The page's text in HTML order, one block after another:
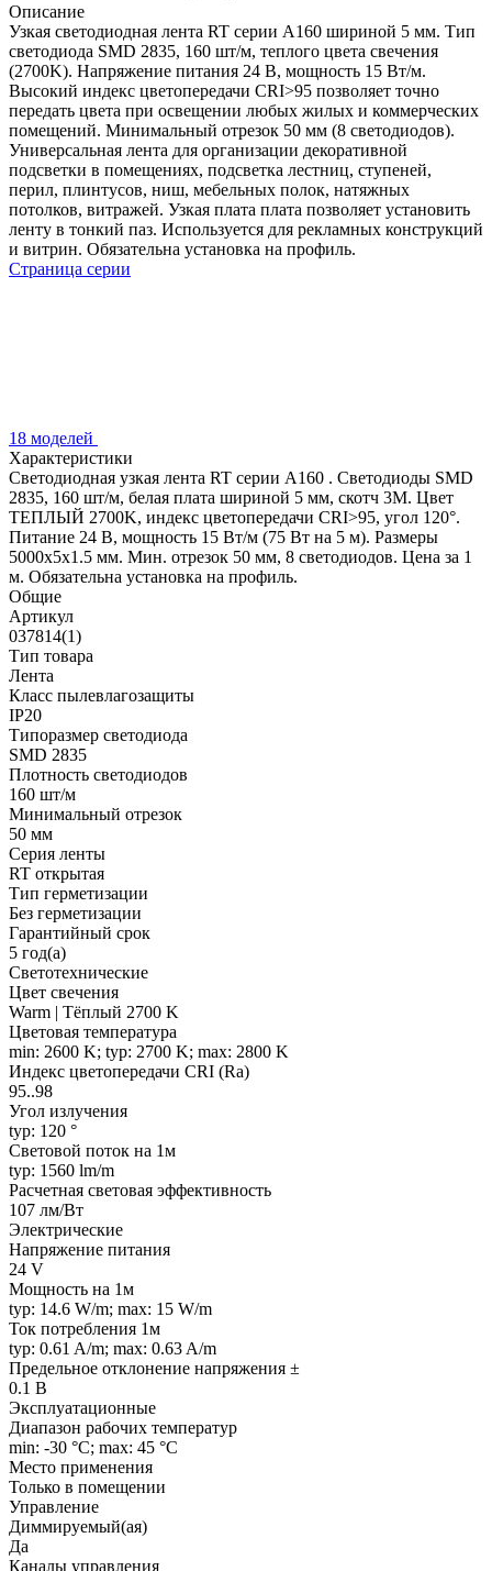
Описание
Узкая светодиодная лента RT серии A160 шириной 5 мм. Тип
светодиода SMD 2835, 160 шт/м, теплого цвета свечения
(2700K). Напряжение питания 24 В, мощность 15 Вт/м.
Высокий индекс цветопередачи CRI>95 позволяет точно
передать цвета при освещении любых жилых и коммерческих
помещений. Минимальный отрезок 50 мм (8 светодиодов).
Универсальная лента для организации декоративной
подсветки в помещениях, подсветка лестниц, ступеней,
перил, плинтусов, ниш, мебельных полок, натяжных
потолков, витражей. Узкая плата плата позволяет установить
ленту в тонкий паз. Используется для рекламных конструкций
и витрин. Обязательна установка на профиль.
Страница серии
18 моделей
Характеристики
Светодиодная узкая лента RT серии A160 . Светодиоды SMD
2835, 160 шт/м, белая плата шириной 5 мм, скотч 3M. Цвет
ТЕПЛЫЙ 2700K, индекс цветопередачи CRI>95, угол 120°.
Питание 24 В, мощность 15 Вт/м (75 Вт на 5 м). Размеры
5000x5x1.5 мм. Мин. отрезок 50 мм, 8 светодиодов. Цена за 1
м. Обязательна установка на профиль.
Общие
Артикул
037814(1)
Тип товара
Лента
Класс пылевлагозащиты
IP20
Типоразмер светодиода
SMD 2835
Плотность светодиодов
160 шт/м
Минимальный отрезок
50 мм
Серия ленты
RT открытая
Тип герметизации
Без герметизации
Гарантийный срок
5 год(а)
Светотехнические
Цвет свечения
Warm | Тёплый 2700 K
Цветовая температура
min: 2600 K; typ: 2700 K; max: 2800 K
Индекс цветопередачи CRI (Ra)
95..98
Угол излучения
typ: 120 °
Световой поток на 1м
typ: 1560 lm/m
Расчетная световая эффективность
107 лм/Вт
Электрические
Напряжение питания
24 V
Мощность на 1м
typ: 14.6 W/m; max: 15 W/m
Ток потребления 1м
typ: 0.61 A/m; max: 0.63 A/m
Предельное отклонение напряжения ±
0.1 В
Эксплуатационные
Диапазон рабочих температур
min: -30 °C; max: 45 °C
Место применения
Только в помещении
Управление
Диммируемый(ая)
Да
Каналы управления